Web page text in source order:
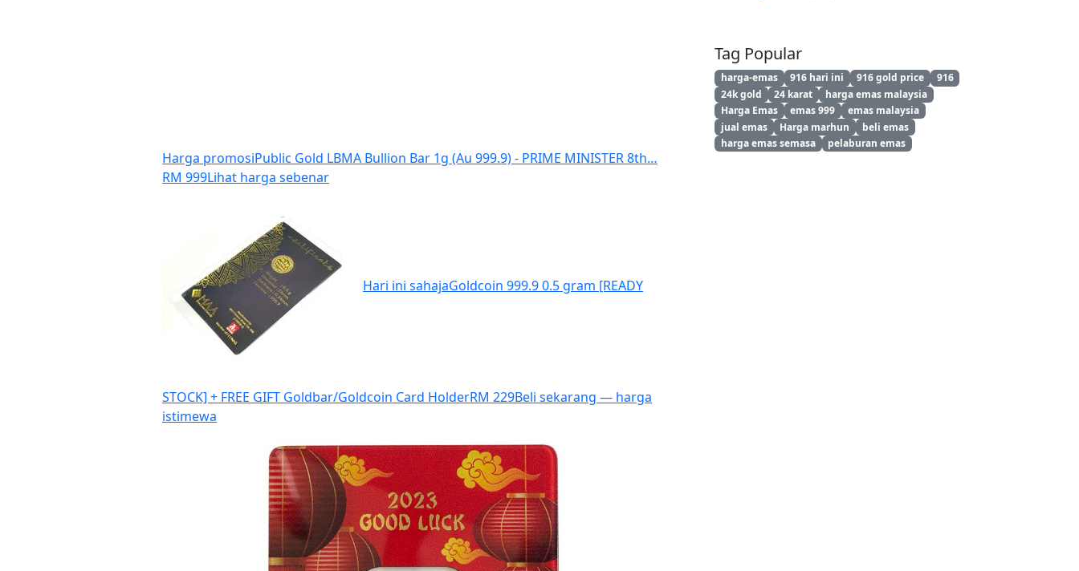
Harga promosiPublic Gold LBMA Bullion Bar 1g (Au 999.9) - PRIME MINISTER 8th…
RM 999Lihat harga sebenar
Hari ini sahajaGoldcoin 999.9 0.5 gram [READY
STOCK] + FREE GIFT Goldbar/Goldcoin Card HolderRM 229Beli sekarang — harga
istimewa
Tag Popular
harga-emas 916 hari ini 916 gold price
916
24k gold
24 karat
harga emas malaysia
Harga Emas
emas 999
emas malaysia
jual emas
Harga marhun
beli emas
harga emas semasa
pelaburan emas